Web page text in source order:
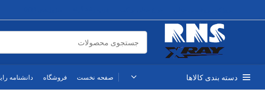
دسته بندی کالاها صفحه نخست فروشگاه دانشنامه